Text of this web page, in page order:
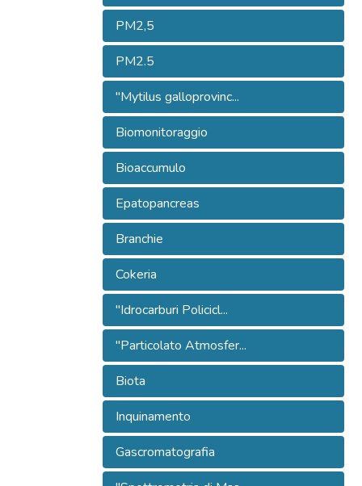
PM2,5
PM2.5
"Mytilus galloprovinc...
Biomonitoraggio
Bioaccumulo
Epatopancreas
Branchie
Cokeria
"Idrocarburi Policicl...
"Particolato Atmosfer...
Biota
Inquinamento
Gascromatografia